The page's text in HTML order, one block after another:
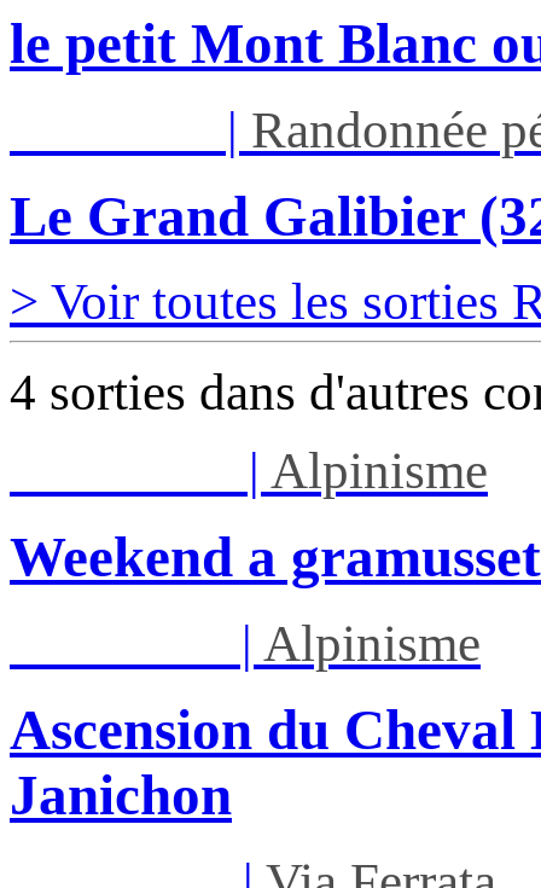
le petit Mont Blanc
| Randonnée
Le Grand Galibier
> Voir toutes les sorties
4 sorties dans d'autres
| Alpinisme
Weekend a gramusset
| Alpinisme
Ascension du
Janichon